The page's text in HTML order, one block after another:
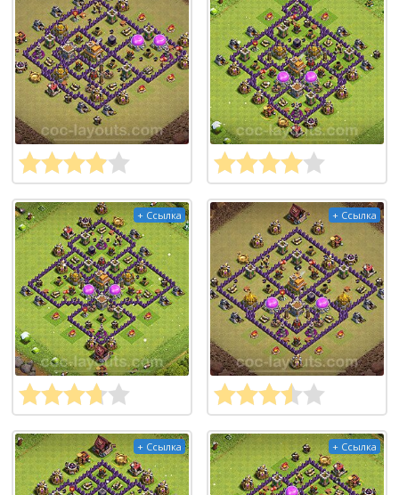
+ Ссылка + Ссылка
+ Ссылка + Ссылка